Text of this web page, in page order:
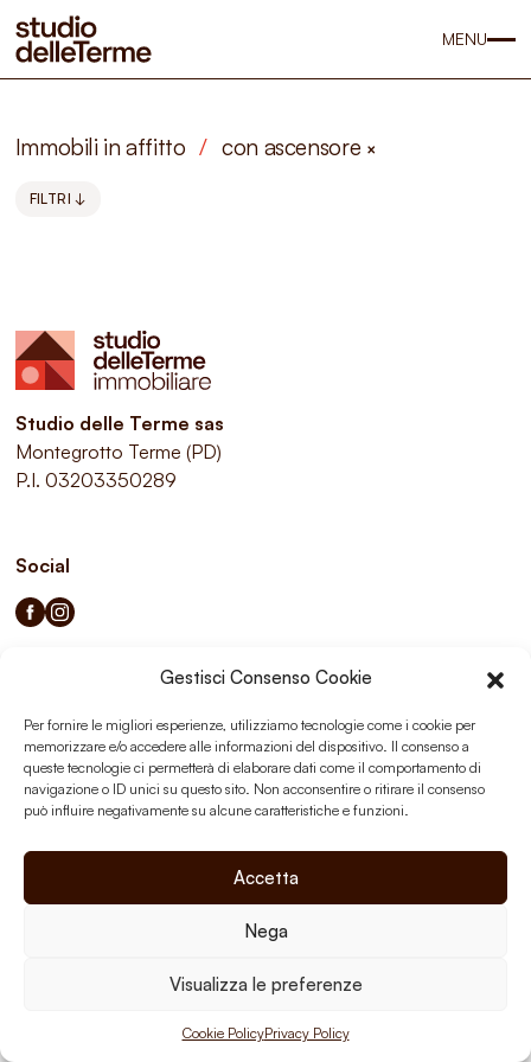
Gestisci Consenso Cookie
Per fornire le migliori esperienze, utilizziamo tecnologie come i cookie per
memorizzare e/o accedere alle informazioni del dispositivo. Il consenso a
queste tecnologie ci permetterà di elaborare dati come il comportamento di
navigazione o ID unici su questo sito. Non acconsentire o ritirare il consenso
può influire negativamente su alcune caratteristiche e funzioni.
Accetta
Nega
Visualizza le preferenze
Cookie PolicyPrivacy Policy
MENU
Immobili in affitto / con ascensore ×
FILTRI ↓
Studio delle Terme sas
Montegrotto Terme (PD)
P.I. 03203350289
Social
Cookie Policy